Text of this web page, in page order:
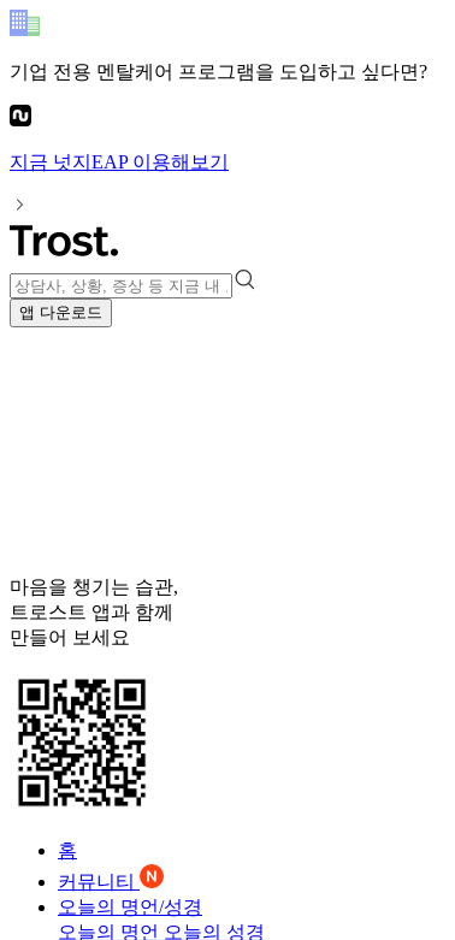
기업 전용 멘탈케어 프로그램을 도입하고 싶다면?
지금 넛지EAP이용해보기
앱 다운로드
마음을 챙기는 습관,
트로스트 앱과 함께
만들어 보세요
홈
커뮤니티
오늘의 명언/성경
오늘의 명언 오늘의 성경